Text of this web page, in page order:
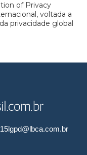
of Privacy
voltada a
privacidade global
lgpd@lbca.com.br